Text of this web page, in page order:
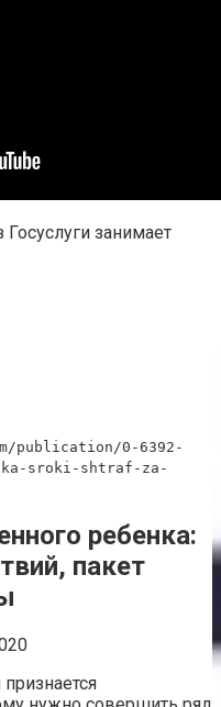
занимает
publication/0-6392-
sroki-shtraf-za-
ребенка:
пакет